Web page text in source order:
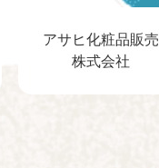
アサヒ化粧品販売
株式会社